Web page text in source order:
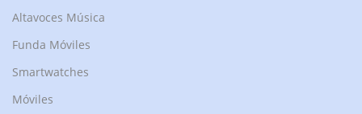
Altavoces Música
Funda Móviles
Smartwatches
Móviles